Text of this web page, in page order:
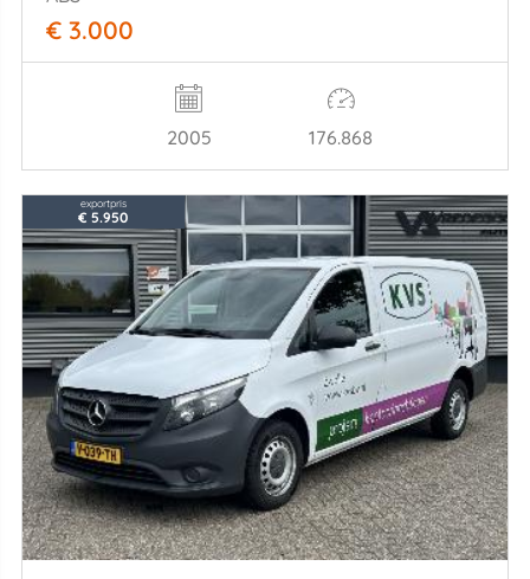
€ 3.000
2005 176.868
exportpris
€ 5.950